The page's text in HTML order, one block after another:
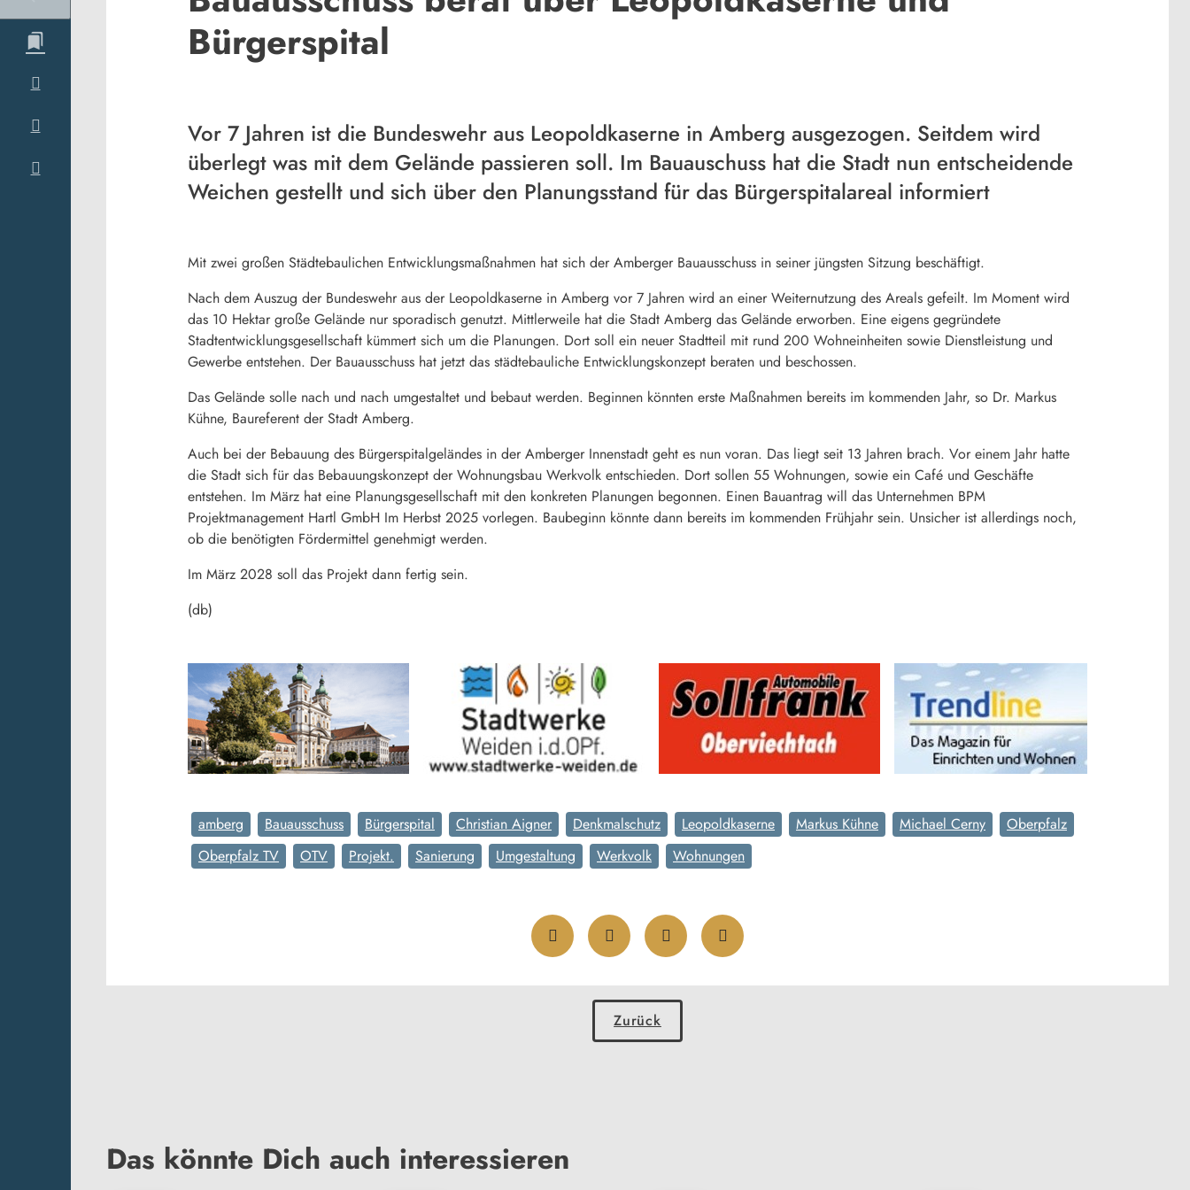
Bürgerspital
Vor 7 Jahren ist die Bundeswehr aus Leopoldkaserne in Amberg ausgezogen. Seitdem wird
überlegt was mit dem Gelände passieren soll. Im Bauauschuss hat die Stadt nun entscheidende
Weichen gestellt und sich über den Planungsstand für das Bürgerspitalareal informiert
Mit zwei großen Städtebaulichen Entwicklungsmaßnahmen hat sich der Amberger Bauausschuss in seiner jüngsten Sitzung beschäftigt.
Nach dem Auszug der Bundeswehr aus der Leopoldkaserne in Amberg vor 7 Jahren wird an einer Weiternutzung des Areals gefeilt. Im Moment wird
das 10 Hektar große Gelände nur sporadisch genutzt. Mittlerweile hat die Stadt Amberg das Gelände erworben. Eine eigens gegründete
Stadtentwicklungsgesellschaft kümmert sich um die Planungen. Dort soll ein neuer Stadtteil mit rund 200 Wohneinheiten sowie Dienstleistung und
Gewerbe entstehen. Der Bauausschuss hat jetzt das städtebauliche Entwicklungskonzept beraten und beschossen.
Das Gelände solle nach und nach umgestaltet und bebaut werden. Beginnen könnten erste Maßnahmen bereits im kommenden Jahr, so Dr. Markus
Kühne, Baureferent der Stadt Amberg.
Auch bei der Bebauung des Bürgerspitalgeländes in der Amberger Innenstadt geht es nun voran. Das liegt seit 13 Jahren brach. Vor einem Jahr hatte
die Stadt sich für das Bebauungskonzept der Wohnungsbau Werkvolk entschieden. Dort sollen 55 Wohnungen, sowie ein Café und Geschäfte
entstehen. Im März hat eine Planungsgesellschaft mit den konkreten Planungen begonnen. Einen Bauantrag will das Unternehmen BPM
Projektmanagement Hartl GmbH Im Herbst 2025 vorlegen. Baubeginn könnte dann bereits im kommenden Frühjahr sein. Unsicher ist allerdings noch,
ob die benötigten Fördermittel genehmigt werden.
Im März 2028 soll das Projekt dann fertig sein.
(db)
amberg Bauausschuss Bürgerspital Christian Aigner Denkmalschutz Leopoldkaserne Markus Kühne Michael Cerny
Oberpfalz
Oberpfalz TV
OTV Projekt. Sanierung Umgestaltung Werkvolk Wohnungen
Zurück
Das könnte Dich auch interessieren